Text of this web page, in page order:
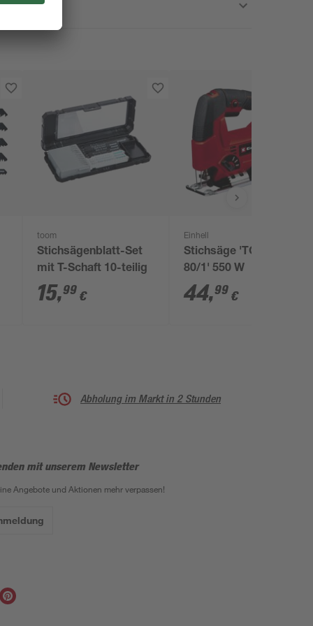
toom
Stichsägenblatt-Set
mit T-Schaft 10-teilig
15,99 €
Einhell
Stichsäge 'TC-JS
80/1' 550 W
44,99 €
Abholung im Markt in 2 Stunden
mit unserem Newsletter
Angebote und Aktionen mehr verpassen!